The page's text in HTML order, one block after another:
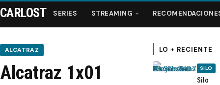
Series
CARLOST SERIES STREAMING
ALCATRAZ
Alcatraz 1x01
LO + RECIENTE
SILO
Silo